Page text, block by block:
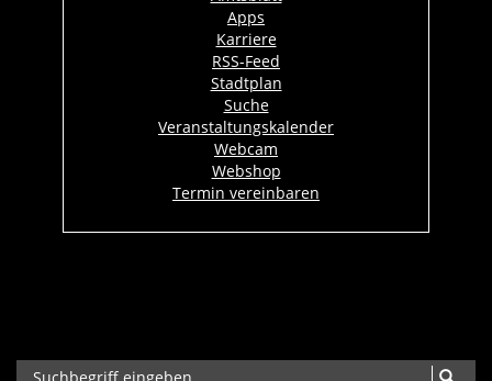
Apps
Karriere
RSS-Feed
Stadtplan
Suche
Veranstaltungskalender
Webcam
Webshop
Termin vereinbaren